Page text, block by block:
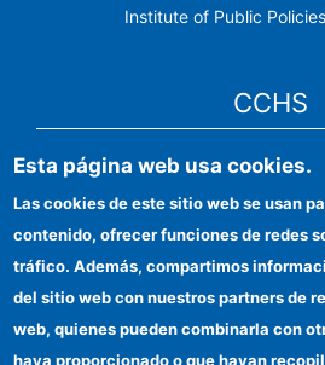
Institute of Public
CCHS
CSIC Electronic
Institutional
Information for
FEDER funds
Funding
Esta página web usa cookies.
Las cookies de este sitio web se usan
contenido, ofrecer funciones de redes
tráfico. Además, compartimos
del sitio web con nuestros partners de
web, quienes pueden combinarla con
haya proporcionado o que hayan